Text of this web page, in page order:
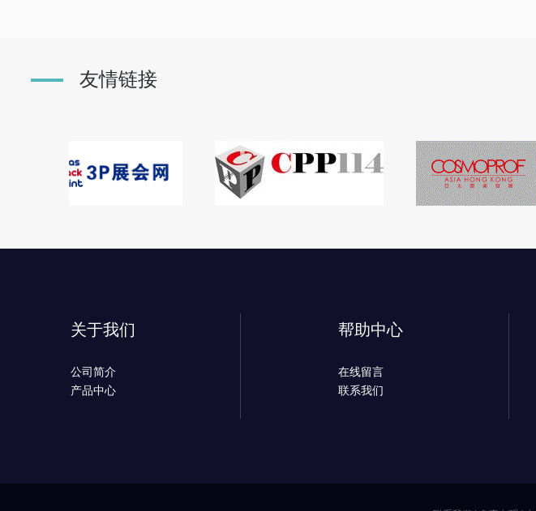
友情链接
关于我们
公司简介
产品中心
帮助中心
在线留言
联系我们